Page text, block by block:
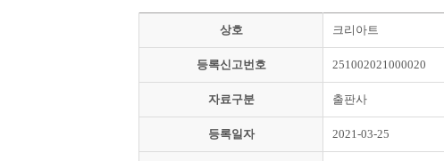
상호 크리아트
등록신고번호 251002021000020
자료구분 출판사
등록일자 2021-03-25